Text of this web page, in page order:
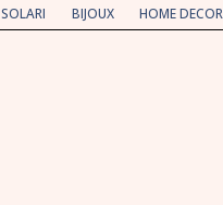
SOLARI BIJOUX HOME DECOR